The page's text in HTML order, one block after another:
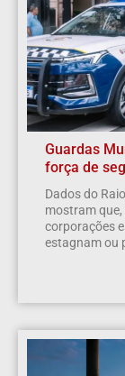
Guardas
força de
Dados do
mostram
corporações
estagnam ou